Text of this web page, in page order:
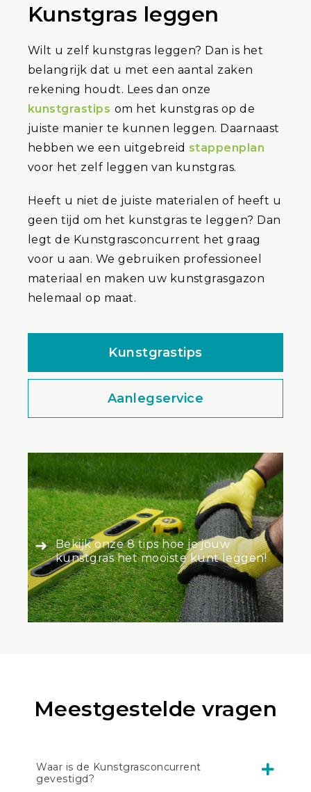
Bekijk onze 8 tips hoe je jouw
kunstgras het mooiste kunt leggen!
Kunstgras leggen
Wilt u zelf kunstgras leggen? Dan is het
belangrijk dat u met een aantal zaken
rekening houdt. Lees dan onze
kunstgrastips om het kunstgras op de
juiste manier te kunnen leggen. Daarnaast
hebben we een uitgebreid stappenplan
voor het zelf leggen van kunstgras.
Heeft u niet de juiste materialen of heeft u
geen tijd om het kunstgras te leggen? Dan
legt de Kunstgrasconcurrent het graag
voor u aan. We gebruiken professioneel
materiaal en maken uw kunstgrasgazon
helemaal op maat.
Kunstgrastips
Aanlegservice
Meestgestelde vragen
Waar is de Kunstgrasconcurrent
gevestigd?